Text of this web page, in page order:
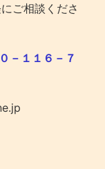
ご相談くださ
－１１６－７